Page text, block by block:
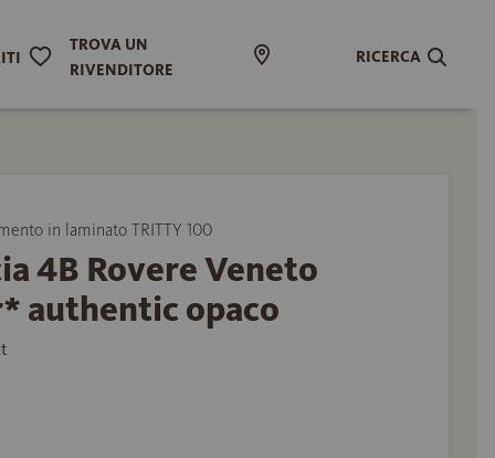
TROVA UN
RIVENDITORE
RICERCA
in laminato TRITTY 100
4B Rovere Veneto
authentic opaco